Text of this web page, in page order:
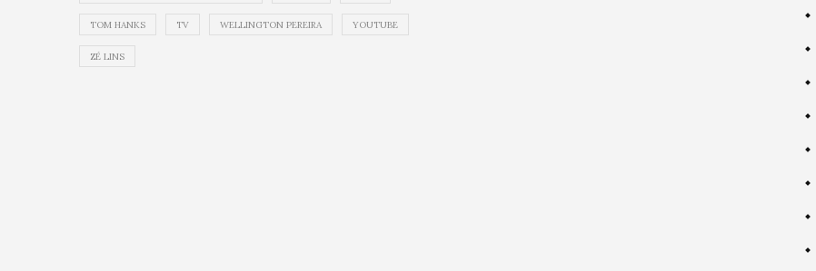
TOM HANKS TV WELLINGTON PEREIRA YOUTUBE
ZÉ LINS